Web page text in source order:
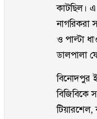
কাটছিল। এ
নাগরিকরা
ও পাল্টা
ডালপালা
বিনোদপুর
বিজিবিকে
টিয়ারশেল,